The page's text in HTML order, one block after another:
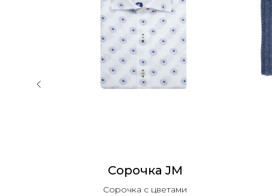
Сорочка JM
Сорочка с цветами